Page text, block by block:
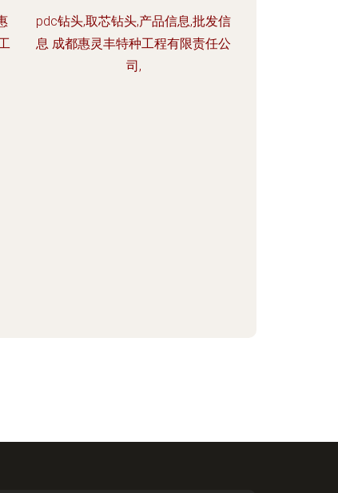
pdc钻头,取芯钻头,产品信息,批发信
息 成都惠灵丰特种工程有限责任公
司,